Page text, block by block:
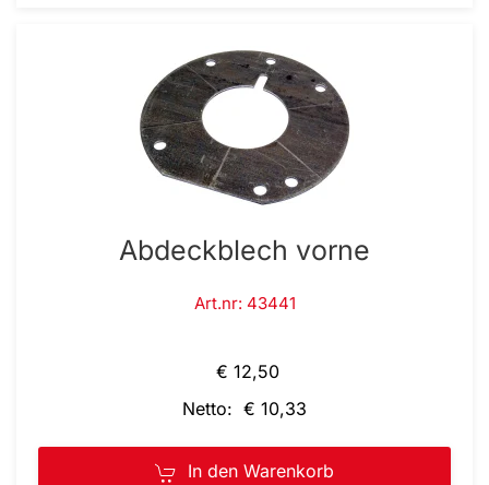
Abdeckblech vorne
Art.nr: 43441
€ 12,50
Netto: € 10,33
In den Warenkorb